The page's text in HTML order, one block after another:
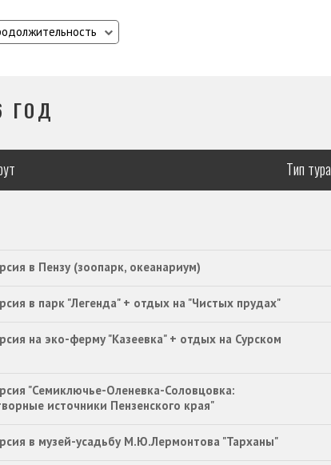
ГОД
Тип тура
в Пензу (зоопарк, океанариум)
в парк "Легенда" + отдых на "Чистых прудах"
на эко-ферму "Казеевка" + отдых на Сурском
"Семиключье-Оленевка-Соловцовка:
источники Пензенского края"
в музей-усадьбу М.Ю.Лермонтова "Тарханы"